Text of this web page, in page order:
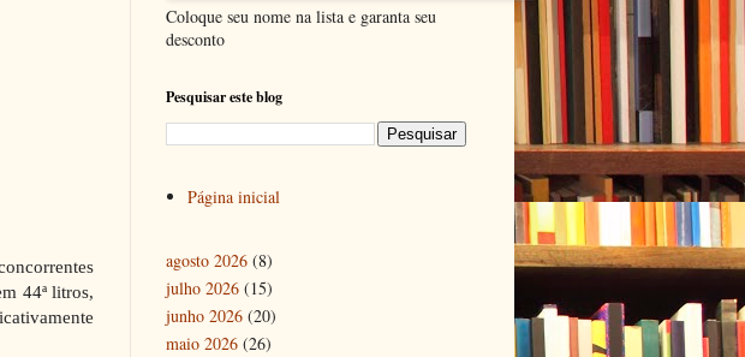
44ª litros,
Coloque seu nome na lista e garanta seu
desconto
Pesquisar este blog
Página inicial
agosto 2026 (8)
julho 2026 (15)
junho 2026 (20)
maio 2026 (26)